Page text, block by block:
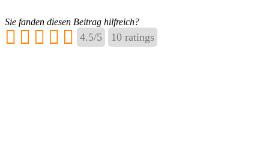
Sie fanden diesen Beitrag hilfreich?
4.5/5 10 ratings